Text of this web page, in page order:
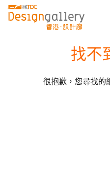
找不
很抱歉，您尋找的